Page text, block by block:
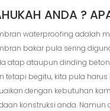
ANDA ?
waterproofing adalah
bakar pula sering
atap ataupun dinding
tetapi begitu, kita pula
dengan kebutuhan
konstruksi anda.